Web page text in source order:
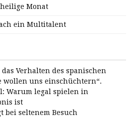
heilige Monat
ein Multitalent
Verhalten des spanischen
wollen uns einschüchtern“.
Warum legal spielen in
ist
bei seltenem Besuch